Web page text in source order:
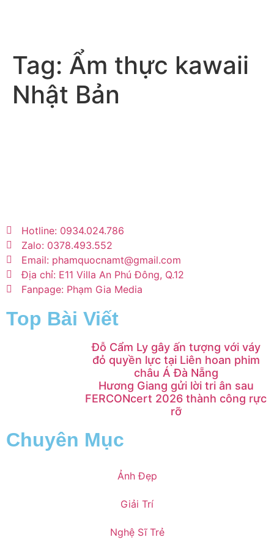
Tag: Ẩm thực kawaii
Nhật Bản
Hotline: 0934.024.786
Zalo: 0378.493.552
Email: phamquocnamt@gmail.com
Địa chỉ: E11 Villa An Phú Đông, Q.12
Fanpage: Phạm Gia Media
Top Bài Viết
Đỗ Cẩm Ly gây ấn tượng với váy
đỏ quyền lực tại Liên hoan phim
châu Á Đà Nẵng
Hương Giang gửi lời tri ân sau
FERCONcert 2026 thành công rực
rỡ
Chuyên Mục
Ảnh Đẹp
Giải Trí
Nghệ Sĩ Trẻ